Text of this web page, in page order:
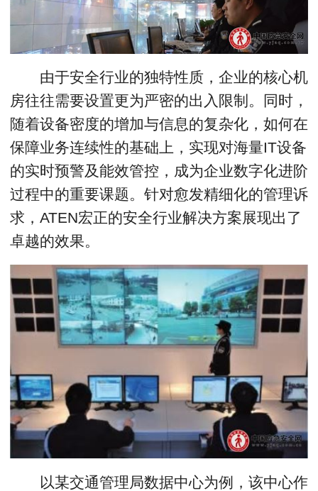
由于安全行业的独特性质，企业的核心机
房往往需要设置更为严密的出入限制。同时，
随着设备密度的增加与信息的复杂化，如何在
保障业务连续性的基础上，实现对海量IT设备
的实时预警及能效管控，成为企业数字化进阶
过程中的重要课题。针对愈发精细化的管理诉
求，ATEN宏正的安全行业解决方案展现出了
卓越的效果。
以某交通管理局数据中心为例，该中心作